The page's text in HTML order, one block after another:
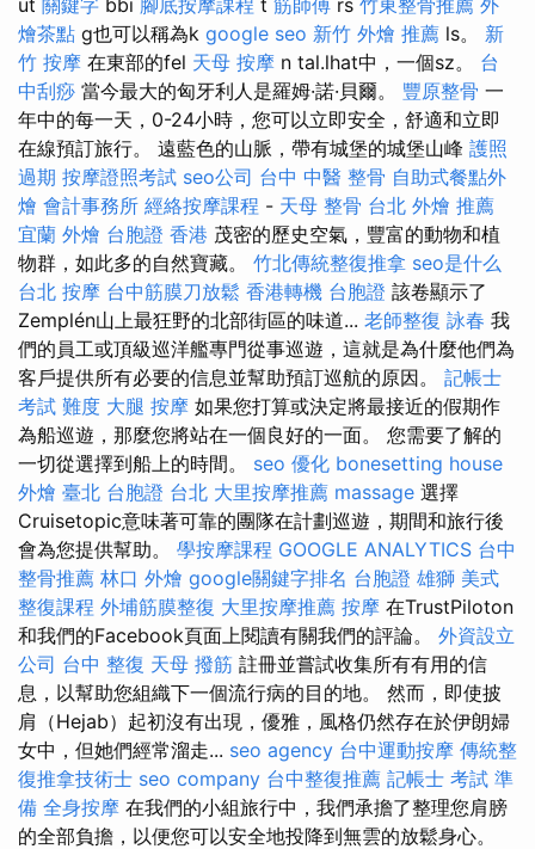
ut 關鍵字 bbi 腳底按摩課程 t 筋師傅 rs 竹東整骨推薦 外
燴茶點 g也可以稱為k google seo 新竹 外燴 推薦 ls。 新
竹 按摩 在東部的fel 天母 按摩 n tal.lhat中，一個sz。 台
中刮痧 當今最大的匈牙利人是羅姆·諾·貝爾。 豐原整骨 一
年中的每一天，0-24小時，您可以立即安全，舒適和立即
在線預訂旅行。 遠藍色的山脈，帶有城堡的城堡山峰 護照
過期 按摩證照考試 seo公司 台中 中醫 整骨 自助式餐點外
燴 會計事務所 經絡按摩課程 - 天母 整骨 台北 外燴 推薦
宜蘭 外燴 台胞證 香港 茂密的歷史空氣，豐富的動物和植
物群，如此多的自然寶藏。 竹北傳統整復推拿 seo是什么
台北 按摩 台中筋膜刀放鬆 香港轉機 台胞證 該卷顯示了
Zemplén山上最狂野的北部街區的味道... 老師整復 詠春 我
們的員工或頂級巡洋艦專門從事巡遊，這就是為什麼他們為
客戶提供所有必要的信息並幫助預訂巡航的原因。 記帳士
考試 難度 大腿 按摩 如果您打算或決定將最接近的假期作
為船巡遊，那麼您將站在一個良好的一面。 您需要了解的
一切從選擇到船上的時間。 seo 優化 bonesetting house
外燴 臺北 台胞證 台北 大里按摩推薦 massage 選擇
Cruisetopic意味著可靠的團隊在計劃巡遊，期間和旅行後
會為您提供幫助。 學按摩課程 GOOGLE ANALYTICS 台中
整骨推薦 林口 外燴 google關鍵字排名 台胞證 雄獅 美式
整復課程 外埔筋膜整復 大里按摩推薦 按摩 在TrustPiloton
和我們的Facebook頁面上閱讀有關我們的評論。 外資設立
公司 台中 整復 天母 撥筋 註冊並嘗試收集所有有用的信
息，以幫助您組織下一個流行病的目的地。 然而，即使披
肩（Hejab）起初沒有出現，優雅，風格仍然存在於伊朗婦
女中，但她們經常溜走... seo agency 台中運動按摩 傳統整
復推拿技術士 seo company 台中整復推薦 記帳士 考試 準
備 全身按摩 在我們的小組旅行中，我們承擔了整理您肩膀
的全部負擔，以便您可以安全地投降到無雲的放鬆身心。